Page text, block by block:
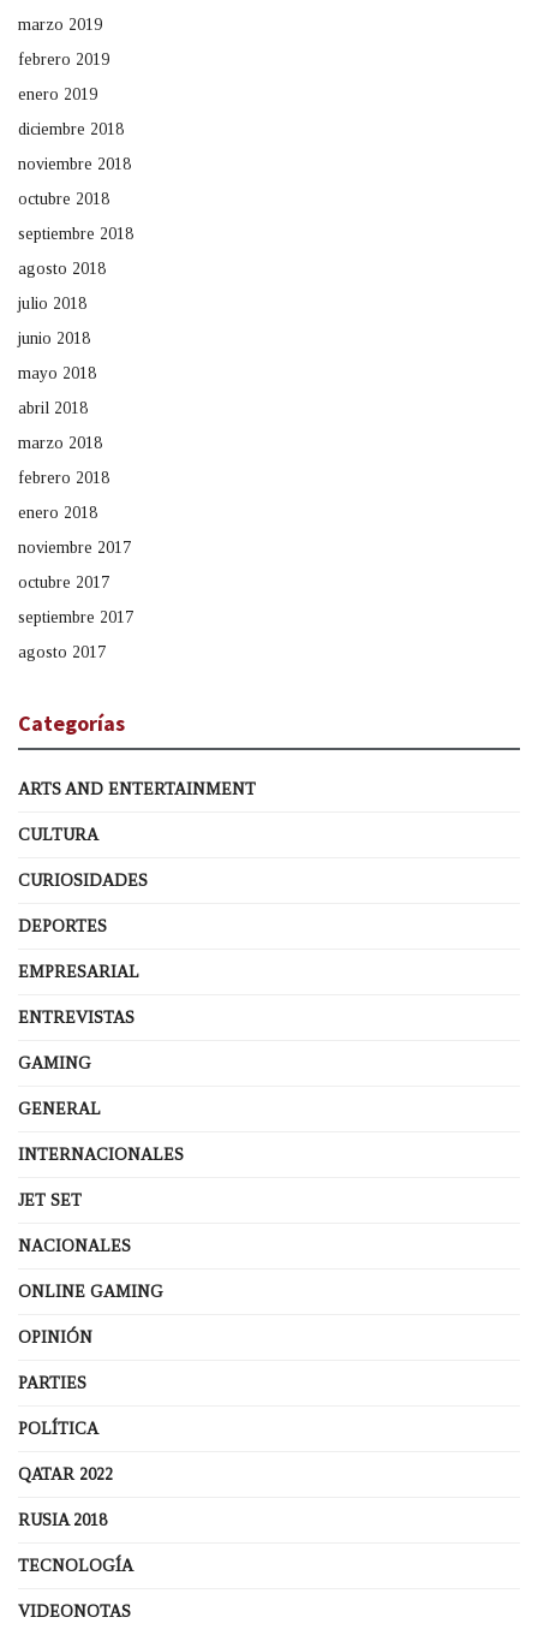
marzo 2019
febrero 2019
enero 2019
diciembre 2018
noviembre 2018
octubre 2018
septiembre 2018
agosto 2018
julio 2018
junio 2018
mayo 2018
abril 2018
marzo 2018
febrero 2018
enero 2018
noviembre 2017
octubre 2017
septiembre 2017
agosto 2017
Categorías
ARTS AND ENTERTAINMENT
CULTURA
CURIOSIDADES
DEPORTES
EMPRESARIAL
ENTREVISTAS
GAMING
GENERAL
INTERNACIONALES
JET SET
NACIONALES
ONLINE GAMING
OPINIÓN
PARTIES
POLÍTICA
QATAR 2022
RUSIA 2018
TECNOLOGÍA
VIDEONOTAS